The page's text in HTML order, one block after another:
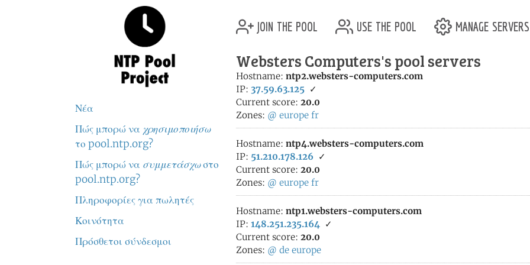
Νέα
Πώς μπορώ να χρησιμοποιήσω
το pool.ntp.org?
Πώς μπορώ να συμμετάσχωστο
pool.ntp.org?
Πληροφορίες για πωλητές
Κοινότητα
Πρόσθετοι σύνδεσμοι
join the pool use the pool manage servers
Websters Computers's pool servers
Hostname: ntp2.websters-computers.com
IP: 37.59.63.125 ✓
Current score: 20.0
Zones: @ europe fr
Hostname: ntp4.websters-computers.com
IP: 51.210.178.126 ✓
Current score: 20.0
Zones: @ europe fr
Hostname: ntp1.websters-computers.com
IP: 148.251.235.164 ✓
Current score: 20.0
Zones: @ de europe